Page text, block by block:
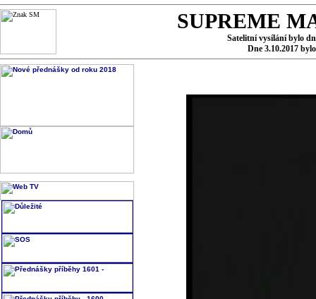
SUPREME
Satelitní vysílání bylo
Dne 3.10.2017